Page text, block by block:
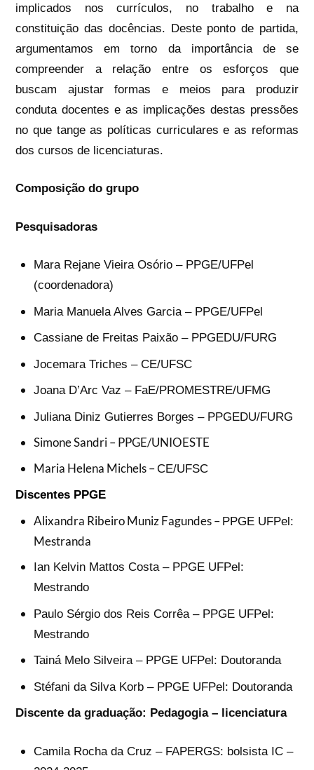
implicados nos currículos, no trabalho e na
constituição das docências. Deste ponto de partida,
argumentamos em torno da importância de se
compreender a relação entre os esforços que
buscam ajustar formas e meios para produzir
conduta docentes e as implicações destas pressões
no que tange as políticas curriculares e as reformas
dos cursos de licenciaturas.
Composição do grupo
Pesquisadoras
Mara Rejane Vieira Osório – PPGE/UFPel
(coordenadora)
Maria Manuela Alves Garcia – PPGE/UFPel
Cassiane de Freitas Paixão – PPGEDU/FURG
Jocemara Triches – CE/UFSC
Joana D’Arc Vaz – FaE/PROMESTRE/UFMG
Juliana Diniz Gutierres Borges – PPGEDU/FURG
Simone Sandri – PPGE/UNIOESTE
Maria Helena Michels –CE/UFSC
Discentes PPGE
Alixandra Ribeiro Muniz Fagundes – PPGE UFPel:
Mestranda
Ian Kelvin Mattos Costa – PPGE UFPel:
Mestrando
Paulo Sérgio dos Reis Corrêa – PPGE UFPel:
Mestrando
Tainá Melo Silveira – PPGE UFPel: Doutoranda
Stéfani da Silva Korb – PPGE UFPel: Doutoranda
Discente da graduação: Pedagogia – licenciatura
Camila Rocha da Cruz – FAPERGS: bolsista IC –